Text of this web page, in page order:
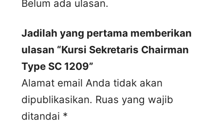
Belum ada ulasan.
Jadilah yang pertama memberikan
ulasan “Kursi Sekretaris Chairman
Type SC 1209”
Alamat email Anda tidak akan
dipublikasikan. Ruas yang wajib
ditandai *